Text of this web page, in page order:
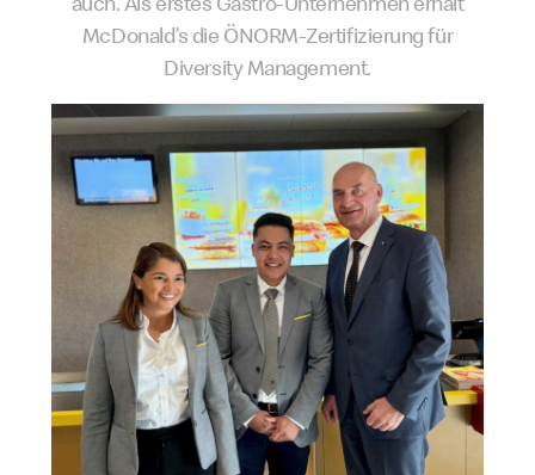
McDonald’s die ÖNORM-Zertifizierung für
Diversity Management.